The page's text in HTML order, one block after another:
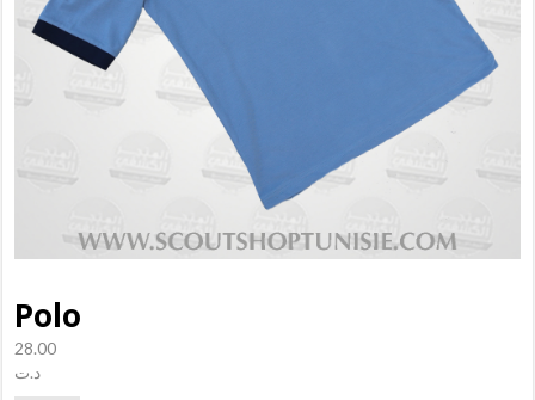
Polo
28.00
د.ت